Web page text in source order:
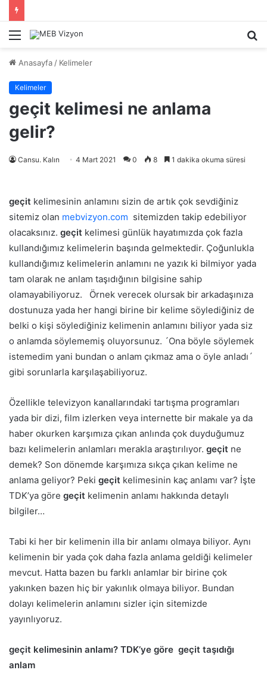
Menü
Anasayfa / Kelimeler
Kelimeler
geçit kelimesi ne anlama
gelir?
Cansu. Kalın 4 Mart 2021 0 8 1 dakika okuma süresi
geçit kelimesinin anlamını sizin de artık çok sevdiğiniz
sitemiz olan mebvizyon.com sitemizden takip edebiliyor
olacaksınız. geçit kelimesi günlük hayatımızda çok fazla
kullandığımız kelimelerin başında gelmektedir. Çoğunlukla
kullandığımız kelimelerin anlamını ne yazık ki bilmiyor yada
tam olarak ne anlam taşıdığının bilgisine sahip
olamayabiliyoruz. Örnek verecek olursak bir arkadaşınıza
dostunuza yada her hangi birine bir kelime söylediğiniz de
belki o kişi söylediğiniz kelimenin anlamını biliyor yada siz
o anlamda söylememiş oluyorsunuz. ´Ona böyle söylemek
istemedim yani bundan o anlam çıkmaz ama o öyle anladı´
gibi sorunlarla karşılaşabiliyoruz.
Özellikle televizyon kanallarındaki tartışma programları
yada bir dizi, film izlerken veya internette bir makale ya da
haber okurken karşımıza çıkan anlında çok duyduğumuz
bazı kelimelerin anlamları merakla araştırılıyor. geçit ne
demek? Son dönemde karşımıza sıkça çıkan kelime ne
anlama geliyor? Peki geçit kelimesinin kaç anlamı var? İşte
TDK’ya göre geçit kelimenin anlamı hakkında detaylı
bilgiler…
Tabi ki her bir kelimenin illa bir anlamı olmaya biliyor. Aynı
kelimenin bir yada çok daha fazla anlama geldiği kelimeler
mevcut. Hatta bazen bu farklı anlamlar bir birine çok
yakınken bazen hiç bir yakınlık olmaya biliyor. Bundan
dolayı kelimelerin anlamını sizler için sitemizde
yayınlıyoruz.
geçit kelimesinin anlamı? TDK’ye göre geçit taşıdığı
anlam